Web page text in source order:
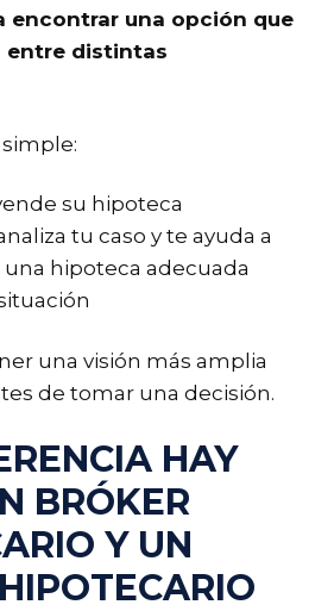
encontrar una opción que
entre distintas
su hipoteca
tu caso y te ayuda a
hipoteca adecuada
una visión más amplia
de tomar una decisión.
HAY
BRÓKER
Y UN